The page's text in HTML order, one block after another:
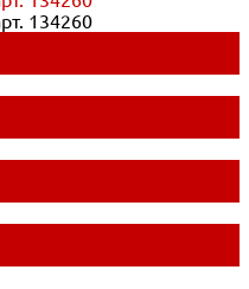
134260